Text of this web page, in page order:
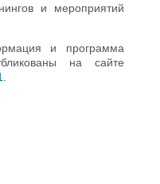
и мероприятий
и программа
на сайте
.